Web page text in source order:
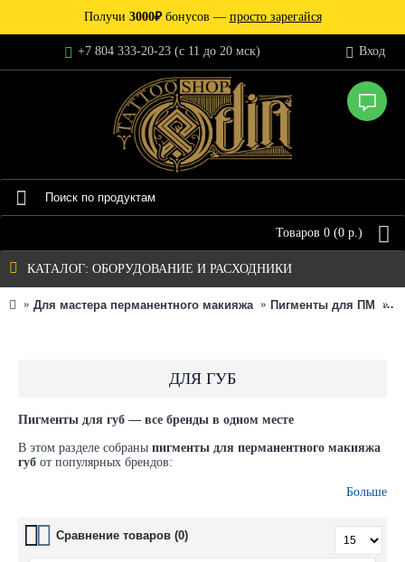
Получи 3000₽бонусов — просто зарегайся
+7 804 333-20-23 (c 11 до 20 мск) Вход
Товаров 0 (0 р.)
КАТАЛОГ: ОБОРУДОВАНИЕ И РАСХОДНИКИ
Для мастера перманентного макияжа Пигменты для ПМ
ДЛЯ ГУБ
Пигменты для губ — все бренды в одном месте
В этом разделе собраны пигменты для перманентного макияжа
губ от популярных брендов:
и
В наличии оттенки для всех техник:
акварель, плотная заливка,
3D-эффект, натуральное восстановление цвета
Больше
Сравнение товаров (0)